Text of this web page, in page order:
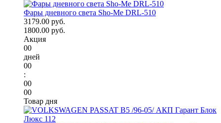
Фары дневного света Sho-Me DRL-510
3179.00 руб.
1800.00 руб.
Акция
00
дней
00
:
00
00
Товар дня